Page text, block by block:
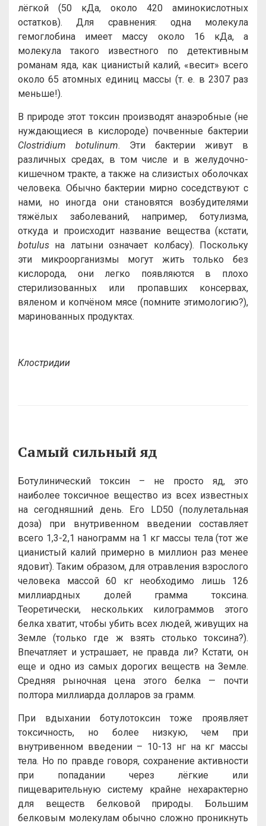
лёгкой (50 кДа, около 420 аминокислотных
остатков). Для сравнения: одна молекула
гемоглобина имеет массу около 16 кДа, а
молекула такого известного по детективным
романам яда, как цианистый калий, «весит» всего
около 65 атомных единиц массы (т. е. в 2307 раз
меньше!).
В природе этот токсин производят анаэробные (не
нуждающиеся в кислороде) почвенные бактерии
Clostridium botulinum. Эти бактерии живут в
различных средах, в том числе и в желудочно-
кишечном тракте, а также на слизистых оболочках
человека. Обычно бактерии мирно соседствуют с
нами, но иногда они становятся возбудителями
тяжёлых заболеваний, например, ботулизма,
откуда и происходит название вещества (кстати,
botulus на латыни означает колбасу). Поскольку
эти микроорганизмы могут жить только без
кислорода, они легко появляются в плохо
стерилизованных или пропавших консервах,
вяленом и копчёном мясе (помните этимологию?),
маринованных продуктах.
Клостридии
Самый сильный яд
Ботулинический токсин – не просто яд, это
наиболее токсичное вещество из всех известных
на сегодняшний день. Его LD50 (полулетальная
доза) при внутривенном введении составляет
всего 1,3-2,1 нанограмм на 1 кг массы тела (тот же
цианистый калий примерно в миллион раз менее
ядовит). Таким образом, для отравления взрослого
человека массой 60 кг необходимо лишь 126
миллиардных долей грамма токсина.
Теоретически, нескольких килограммов этого
белка хватит, чтобы убить всех людей, живущих на
Земле (только где ж взять столько токсина?).
Впечатляет и устрашает, не правда ли? Кстати, он
еще и одно из самых дорогих веществ на Земле.
Средняя рыночная цена этого белка — почти
полтора миллиарда долларов за грамм.
При вдыхании ботулотоксин тоже проявляет
токсичность, но более низкую, чем при
внутривенном введении – 10-13 нг на кг массы
тела. Но по правде говоря, сохранение активности
при попадании через лёгкие или
пищеварительную систему крайне нехарактерно
для веществ белковой природы. Большим
белковым молекулам обычно сложно проникнуть